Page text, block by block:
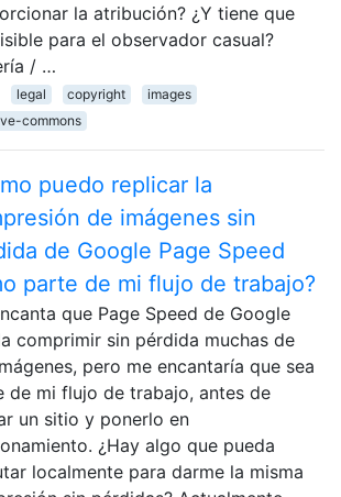
la atribución? ¿Y tiene que
para el observador casual?
/ …
legal copyright
images
commons
puedo replicar la
de imágenes sin
de Google Page Speed
parte de mi flujo de trabajo?
que Page Speed ​​de Google
comprimir sin pérdida muchas de
pero me encantaría que sea
de mi flujo de trabajo, antes de
un sitio y ponerlo en
¿Hay algo que pueda
localmente para darme la misma